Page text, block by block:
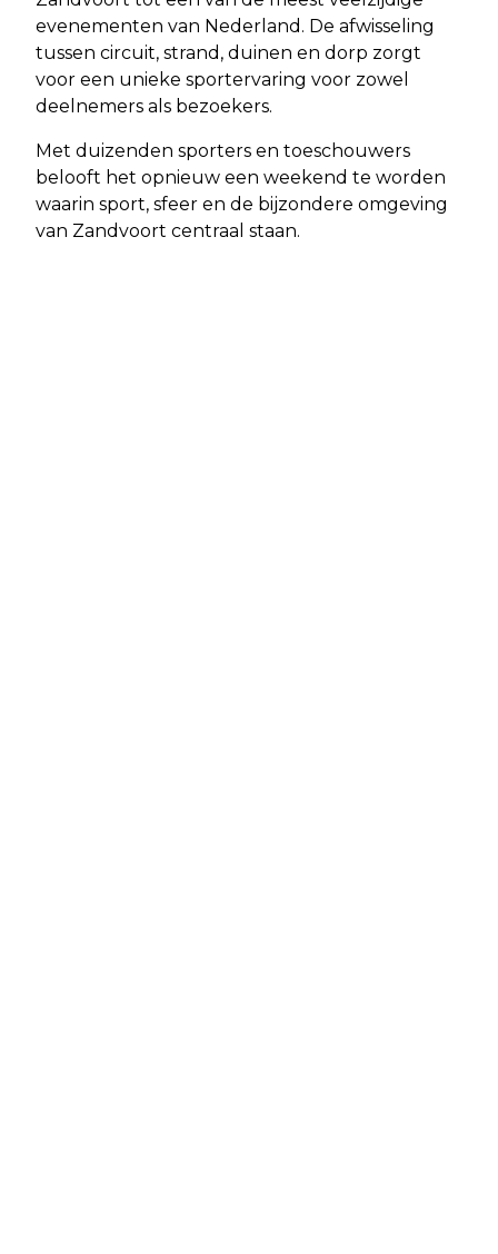
evenementen van Nederland. De afwisseling
tussen circuit, strand, duinen en dorp zorgt
voor een unieke sportervaring voor zowel
deelnemers als bezoekers.
Met duizenden sporters en toeschouwers
belooft het opnieuw een weekend te worden
waarin sport, sfeer en de bijzondere omgeving
van Zandvoort centraal staan.